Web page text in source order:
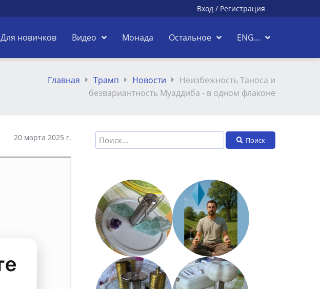
Вход / Регистрация
Для новичков Видео Монада Остальное ENG...
Главная Трамп Новости
Неизбежность Таноса и
безвариантность Муаддиба - в одном флаконе
20 марта 2025 г. Поиск